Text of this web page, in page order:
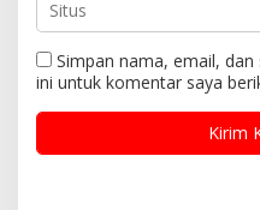
Simpan nama, email,
ini untuk komentar saya